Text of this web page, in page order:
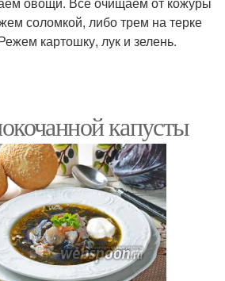
соломкой, либо трем на терке
картошку, лук и зелень.
капусты